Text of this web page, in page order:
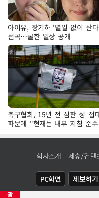
광
아이유, 장기하 '별일 없이 산
선곡…쿨한 일상 공개
축구협회, 15년 전 심판 성 접
파문에 "현재는 내부 지침 준
회사소개 제휴/컨텐
PC화면 제보하기